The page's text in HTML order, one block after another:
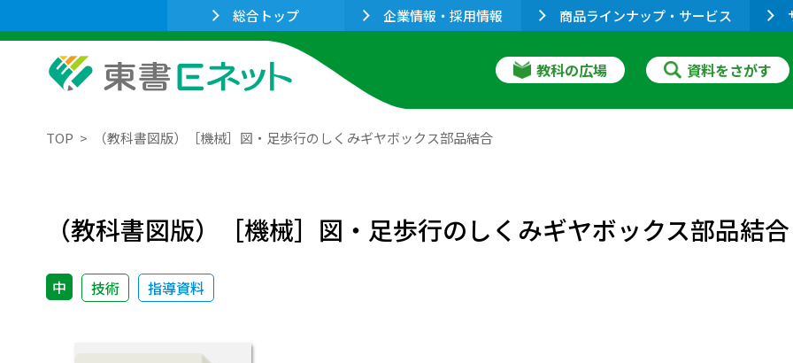
総合トップ 企業情報・採用情報 商品ラインナップ・サービス
教科の広場 資料をさがす
TOP （教科書図版）［機械］図・足歩行のしくみギヤボックス部品結合
（教科書図版）［機械］図・足歩行のしくみギヤボックス部品結合
中 技術 指導資料